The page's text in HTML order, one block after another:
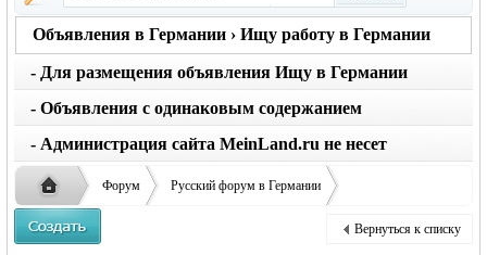
Объявления в Германии › Ищу работу в Германии
вернуться на главную страницу объявлений
- Для размещения объявления Ищу в Германии
нажмите кнопку создать
- Объявления с одинаковым содержанием
размещаются не чаще 1 раза в месяц. Не применяйте
заглавные буквы вместо строчных, последует
удаление объявления
- Администрация сайта MeinLand.ru не несет
ответственности за содержание размещенных
объявлений
Форум Русский форум в Германии
Объявления в Германии Вернуться к списку